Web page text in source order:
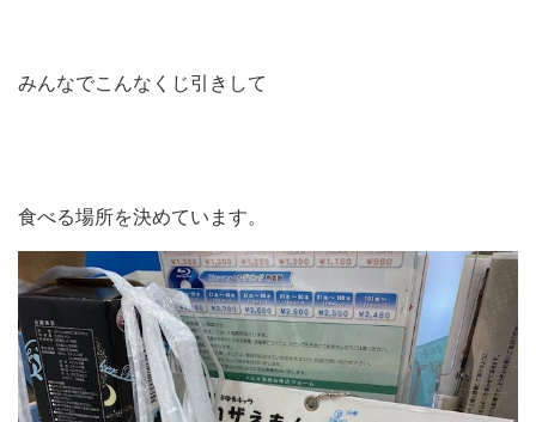
みんなでこんなくじ引きして
食べる場所を決めています。